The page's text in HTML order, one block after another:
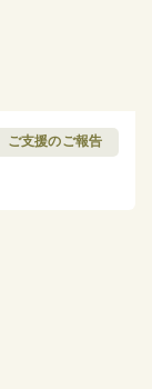
ご支援のご報告